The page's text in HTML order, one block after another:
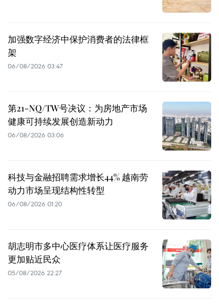
加强数字经济中保护消费者的法律框
架
06/08/2026 03:47
第21-NQ/TW号决议：为房地产市场
健康可持续发展创造新动力
06/08/2026 03:06
科技与金融招聘需求增长44% 越南劳
动力市场呈现结构性转型
06/08/2026 01:20
胡志明市多中心医疗体系让医疗服务
更加贴近民众
05/08/2026 22:27